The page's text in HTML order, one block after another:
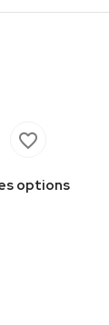
favorite_border
options